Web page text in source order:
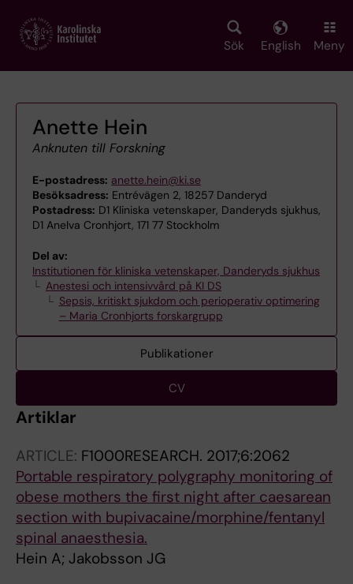
main
Sök English Meny
Anette Hein
Anknuten till Forskning
E-postadress: anette.hein@ki.se
Besöksadress: Entrévägen 2, 18257 Danderyd
Postadress: D1 Kliniska vetenskaper, Danderyds sjukhus,
D1 AneIva Cronhjort, 171 77 Stockholm
Del av:
Institutionen för kliniska vetenskaper, Danderyds sjukhus
Anestesi och intensivvård på KI DS
Sepsis, kritiskt sjukdom och perioperativ optimering
– Maria Cronhjorts forskargrupp
Publikationer
CV
Artiklar
ARTICLE: F1000RESEARCH. 2017;6:2062
Portable respiratory polygraphy monitoring of
obese mothers the first night after caesarean
section with bupivacaine/morphine/fentanyl
spinal anaesthesia.
Hein A; Jakobsson JG